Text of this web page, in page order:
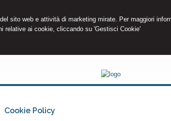
sito web e attività di marketing mirate. Per maggiori
relative ai cookie, cliccando su 'Gestisci Cookie'
Cookie Policy